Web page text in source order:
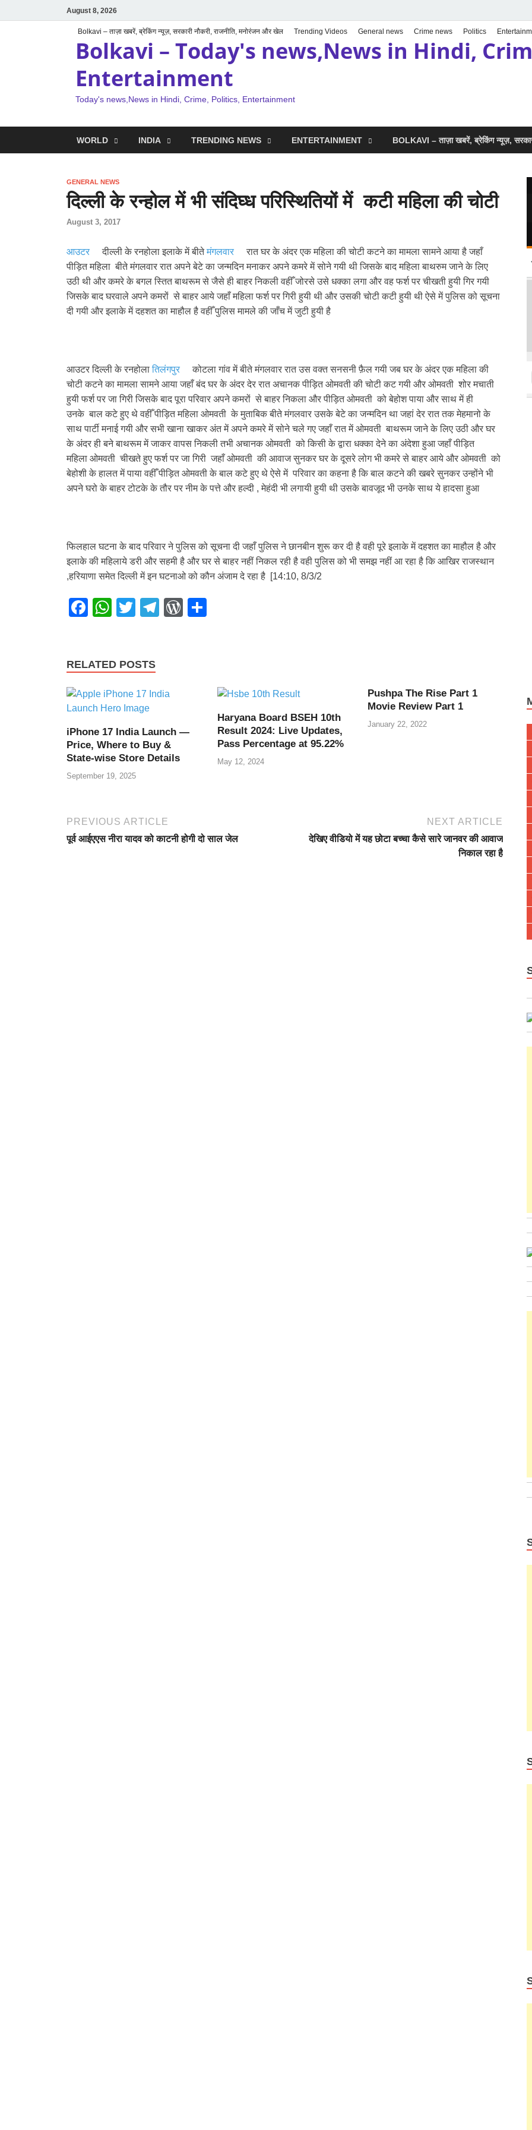
August 8, 2026
Bolkavi – ताज़ा खबरें, ब्रेकिंग न्यूज़, सरकारी नौकरी, राजनीति, मनोरंजन और खेल Trending Videos General news Crime news Politics
Bolkavi – Today's news,News in Hindi,
Entertainment
Today's news,News in Hindi, Crime, Politics, Entertainment
WORLD INDIA TRENDING NEWS ENTERTAINMENT BOLKAVI – ताज़ा खबरें, ब्रेकिंग न्यूज़,
GENERAL NEWS
दिल्ली के रन्होल में भी संदिघ्ध परिस्थितियों में कटी महिला की चोटी
August 3, 2017
आउटर दील्ली के रनहोला इलाके में बीतेमंगलवार
रात घर के अंदर एक महिला की चोटी कटने का मामला सामने आया है जहाँ
पीड़ित महिला बीते मंगलवार रात अपने बेटे का जन्मदिन मनाकर अपने कमरे में सोने गयी थी जिसके बाद महिला बाथरुम जाने के लिए
उठी थी और कमरे के बगल स्तित बाथरूम से जैसे ही बाहर निकली वहीँ जोरसे उसे धक्का लगा और वह फर्श पर चीखती हुयी गिर गयी
जिसके बाद घरवाले अपने कमरों से बाहर आये जहाँ महिला फर्श पर गिरी हुयी थी और उसकी चोटी कटी हुयी थी ऐसे में पुलिस को सूचना
दी गयी और इलाके में दहशत का माहौल है वहीँ पुलिस मामले की जाँच में जुटी हुयी है
आउटर दिल्ली के रनहोलातिलंगपुर
कोटला गांव में बीते मंगलवार रात उस वक्त सनसनी फ़ैल गयी जब घर के अंदर एक महिला की
चोटी कटने का मामला सामने आया जहाँ बंद घर के अंदर देर रात अचानक पीड़ित ओमवती की चोटी कट गयी और ओमवती शोर मचाती
हुयी फर्श पर जा गिरी जिसके बाद पूरा परिवार अपने कमरों से बाहर निकला और पीड़ित ओमवती को बेहोश पाया और साथ में ही
उनके बाल कटे हुए थे वहीँ पीड़ित महिला ओमवती के मुताबिक बीते मंगलवार उसके बेटे का जन्मदिन था जहां देर रात तक मेहमानो के
साथ पार्टी मनाई गयी और सभी खाना खाकर अंत में अपने कमरे में सोने चले गए जहाँ रात में ओमवती बाथरूम जाने के लिए उठी और घर
के अंदर ही बने बाथरूम में जाकर वापस निकली तभी अचानक ओमवती को किसी के द्वारा धक्का देने का अंदेशा हुआ जहाँ पीड़ित
महिला ओमवती चीखते हुए फर्श पर जा गिरी जहाँ ओमवती की आवाज सुनकर घर के दूसरे लोग भी कमरे से बाहर आये और ओमवती को
बेहोशी के हालत में पाया वहीँ पीड़ित ओमवती के बाल कटे हुए थे ऐसे में परिवार का कहना है कि बाल कटने की खबरे सुनकर उन्होंने भी
अपने घरो के बाहर टोटके के तौर पर नीम के पत्ते और हल्दी , मेहंदी भी लगायी हुयी थी उसके बावजूद भी उनके साथ ये हादसा हुआ
फिलहाल घटना के बाद परिवार ने पुलिस को सूचना दी जहाँ पुलिस ने छानबीन शुरू कर दी है वही पूरे इलाके में दहशत का माहौल है और
इलाके की महिलाये डरी और सहमी है और घर से बाहर नहीं निकल रही है वही पुलिस को भी समझ नहीं आ रहा है कि आखिर राजस्थान
,हरियाणा समेत दिल्ली में इन घटनाओ को कौन अंजाम दे रहा है ⁠⁠[14:10, 8/3/2
F
e
o
k
W
s
p
T
er
T
m
W
RELATED POSTS
iPhone 17 India Launch —
Price, Where to Buy &
State-wise Store Details
September 19, 2025
Haryana Board BSEH 10th
Result 2024: Live Updates,
Pass Percentage at 95.22%
May 12, 2024
Pushpa The Rise Part 1
Movie Review Part 1
January 22, 2022
PREVIOUS ARTICLE
पूर्व आईएएस नीरा यादव को काटनी होगी दो साल जेल
NEXT ARTICLE
देखिए वीडियो में यह छोटा बच्चा कैसे सारे जानवर की आवाज
निकाल रहा है